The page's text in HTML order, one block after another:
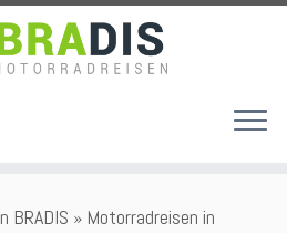
BRADIS » Motorradreisen in